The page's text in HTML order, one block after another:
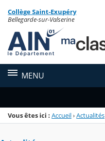
Menu de la rubrique
Contenu
Collège Saint-Exupéry
Bellegarde-sur-Valserine
MENU
Vous êtes ici : Accueil›Actualités